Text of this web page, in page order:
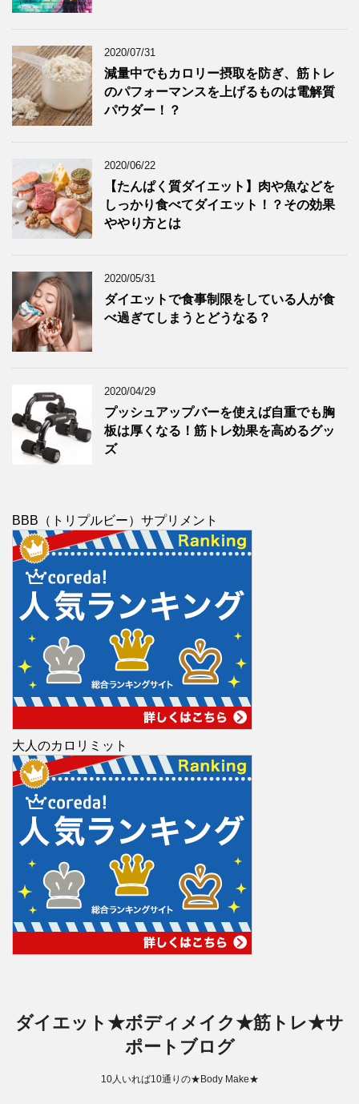
2020/07/31
減量中でもカロリー摂取を防ぎ、筋トレ
のパフォーマンスを上げるものは電解質
パウダー！？
2020/06/22
【たんぱく質ダイエット】肉や魚などを
しっかり食べてダイエット！？その効果
ややり方とは
2020/05/31
ダイエットで食事制限をしている人が食
べ過ぎてしまうとどうなる？
2020/04/29
プッシュアップバーを使えば自重でも胸
板は厚くなる！筋トレ効果を高めるグッ
ズ
BBB（トリプルビー）サプリメント
大人のカロリミット
ダイエット★ボディメイク★筋トレ★サ
ポートブログ
10人いれば10通りの★Body Make★